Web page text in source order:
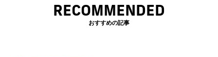
RECOMMENDED
おすすめの記事